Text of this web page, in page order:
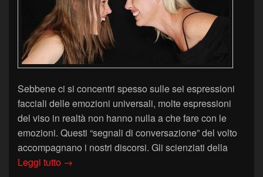
Sebbene ci si concentri spesso sulle sei espressioni
facciali delle emozioni universali, molte espressioni
del viso in realtà non hanno nulla a che fare con le
emozioni. Questi “segnali di conversazione” del volto
accompagnano i nostri discorsi. Gli scienziati della
Leggi tutto Segnali di conversazione del volto
→